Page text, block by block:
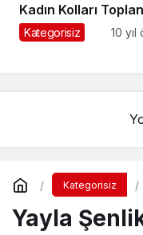
Kadın Kolları
yapıldı
Kategorisiz 10 yıl
Kategorisiz
Yayla